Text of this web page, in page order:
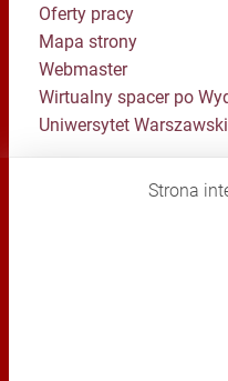
Oferty pracy
Mapa strony
Webmaster
Wirtualny spacer po
Uniwersytet Warszawski
Strona